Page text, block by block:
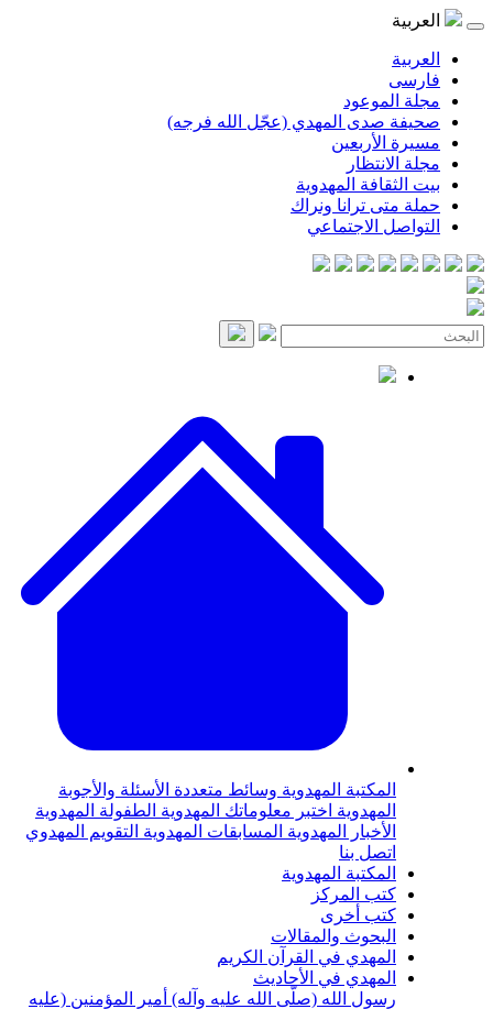
العربية
العربية
فارسی
مجلة الموعود
صحيفة صدى المهدي (عجّل الله فرجه)
مسيرة الأربعين
مجلة الانتظار
بيت الثقافة المهدوية
حملة متى ترانا ونراك
التواصل الاجتماعي
المكتبة المهدوية وسائط متعددة الأسئلة والأجوبة
المهدوية اختبر معلوماتك المهدوية الطفولة المهدوية
الأخبار المهدوية المسابقات المهدوية التقويم المهدوي
اتصل بنا
المكتبة المهدوية
كتب المركز
كتب أخرى
البحوث والمقالات
المهدي في القرآن الكريم
المهدي في الأحاديث
رسول الله (صلّى الله عليه وآله) أمير المؤمنين (عليه